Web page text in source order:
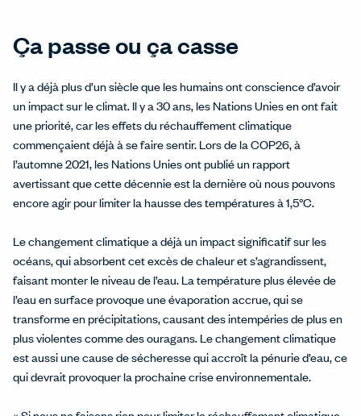
Ça passe ou ça casse
Il y a déjà plus d’un siècle que les humains ont conscience d’avoir
un impact sur le climat. Il y a 30 ans, les Nations Unies en ont fait
une priorité, car les effets du réchauffement climatique
commençaient déjà à se faire sentir. Lors de la COP26, à
l’automne 2021, les Nations Unies ont publié un rapport
avertissant que cette décennie est la dernière où nous pouvons
encore agir pour limiter la hausse des températures à 1,5°C.
Le changement climatique a déjà un impact significatif sur les
océans, qui absorbent cet excès de chaleur et s’agrandissent,
faisant monter le niveau de l’eau. La température plus élevée de
l’eau en surface provoque une évaporation accrue, qui se
transforme en précipitations, causant des intempéries de plus en
plus violentes comme des ouragans. Le changement climatique
est aussi une cause de sécheresse qui accroît la pénurie d’eau, ce
qui devrait provoquer la prochaine crise environnementale.